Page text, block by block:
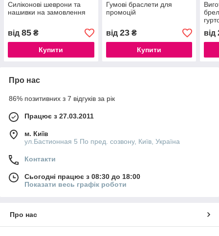
Силіконові шеврони та
нашивки на замовлення
від 85 ₴
Купити
Гумові браслети для
промоцій
від 23₴
Купити
від
Про нас
86% позитивних з 7 відгуків за рік
Працює з 27.03.2011
м. Київ
ул.Бастионная 5 По пред. созвону, Київ, Україна
Контакти
Сьогодні працює з 08:30 до 18:00
Показати весь графік роботи
Про нас